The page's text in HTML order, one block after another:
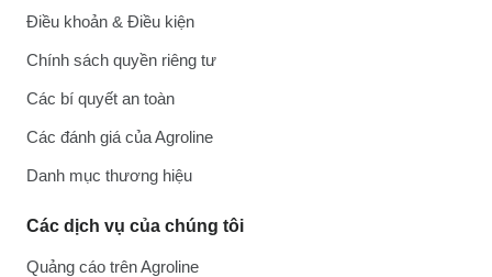
Điều khoản & Điều kiện
Chính sách quyền riêng tư
Các bí quyết an toàn
Các đánh giá của Agroline
Danh mục thương hiệu
Các dịch vụ của chúng tôi
Quảng cáo trên Agroline